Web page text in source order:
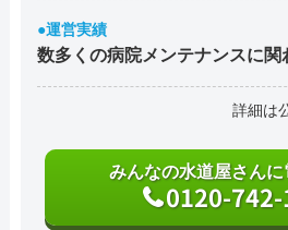
●運営実績
数多くの病院メンテナンスに関
詳細は
みんなの水道屋さん
0120-